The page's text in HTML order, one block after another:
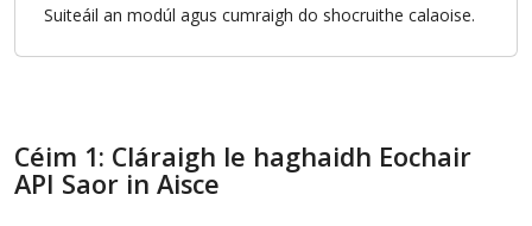
Suiteáil an modúl agus cumraigh do shocruithe calaoise.
Céim 1: Cláraigh le haghaidh Eochair
API Saor in Aisce